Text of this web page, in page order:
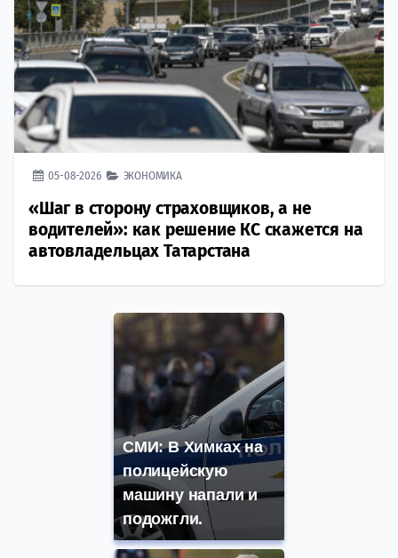
05-08-2026 ЭКОНОМИКА
«Шаг в сторону страховщиков, а не
водителей»: как решение КС скажется на
автовладельцах Татарстана
СМИ: В Химках на
полицейскую
машину напали и
подожгли.